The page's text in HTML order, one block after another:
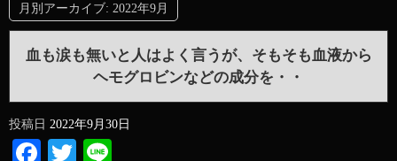
月別アーカイブ: 2022年9月
血も涙も無いと人はよく言うが、そもそも血液から
ヘモグロビンなどの成分を・・
投稿日 2022年9月30日
Facebook
Twitter